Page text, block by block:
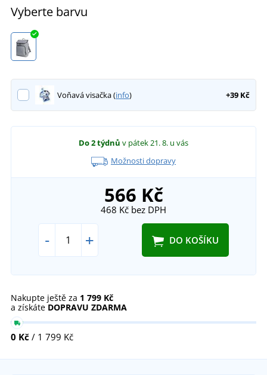
Vyberte barvu
Voňavá visačka (info) +39 Kč
Do 2 týdnů v pátek 21. 8. u vás
Možnosti dopravy
566 Kč
468 Kč bez DPH
- + DO KOŠÍKU
Nakupte ještě za 1 799 Kč
a získáte DOPRAVU ZDARMA
0 Kč / 1 799 Kč